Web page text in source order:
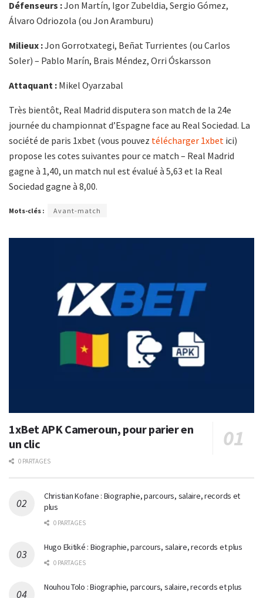
Défenseurs :Jon Martín, Igor Zubeldia, Sergio Gómez,
Álvaro Odriozola (ou Jon Aramburu)
Milieux :Jon Gorrotxategi, Beñat Turrientes (ou Carlos
Soler) – Pablo Marín, Brais Méndez, Orri Óskarsson
Attaquant : Mikel Oyarzabal
Très bientôt, Real Madrid disputera son match de la 24e
journée du championnat d’Espagne face au Real Sociedad. La
société de paris 1xbet (vous pouvez télécharger 1xbet ici)
propose les cotes suivantes pour ce match – Real Madrid
gagne à 1,40, un match nul est évalué à 5,63 et la Real
Sociedad gagne à 8,00.
Mots-clés : Avant-match
1xBet APK Cameroun, pour parier en
un clic
0 PARTAGES
Christian Kofane : Biographie, parcours, salaire, records et
plus
0 PARTAGES
Hugo Ekitiké : Biographie, parcours, salaire, records et plus
0 PARTAGES
Nouhou Tolo : Biographie, parcours, salaire, records et plus